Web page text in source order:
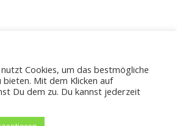
Cookies, um das bestmögliche
bieten. Mit dem Klicken auf
Du dem zu. Du kannst jederzeit